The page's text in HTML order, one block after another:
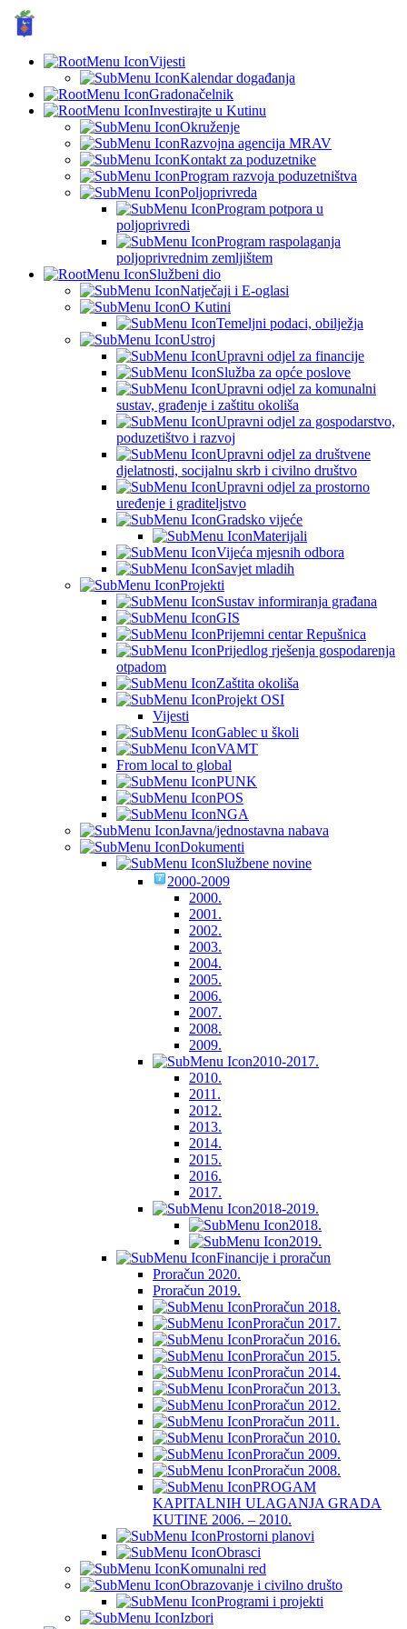
Vijesti
Kalendar događanja
Gradonačelnik
Investirajte u Kutinu
Okruženje
Razvojna agencija MRAV
Kontakt za poduzetnike
Program razvoja poduzetništva
Poljoprivreda
Program potpora u
poljoprivredi
Program raspolaganja
poljoprivrednim zemljištem
Službeni dio
Natječaji i E-oglasi
O Kutini
Temeljni podaci, obilježja
Ustroj
Upravni odjel za financije
Služba za opće poslove
Upravni odjel za komunalni
sustav, građenje i zaštitu okoliša
Upravni odjel za gospodarstvo,
poduzetištvo i razvoj
Upravni odjel za društvene
djelatnosti, socijalnu skrb i civilno društvo
Upravni odjel za prostorno
uređenje i graditeljstvo
Gradsko vijeće
Materijali
Vijeća mjesnih odbora
Savjet mladih
Projekti
Sustav informiranja građana
GIS
Prijemni centar Repušnica
Prijedlog rješenja gospodarenja
otpadom
Zaštita okoliša
Projekt OSI
Vijesti
Gablec u školi
VAMT
From local to global
PUNK
POS
NGA
Javna/jednostavna nabava
Dokumenti
Službene novine
2000-2009
2000.
2001.
2002.
2003.
2004.
2005.
2006.
2007.
2008.
2009.
2010-2017.
2010.
2011.
2012.
2013.
2014.
2015.
2016.
2017.
2018-2019.
2018.
2019.
Financije i proračun
Proračun 2020.
Proračun 2019.
Proračun 2018.
Proračun 2017.
Proračun 2016.
Proračun 2015.
Proračun 2014.
Proračun 2013.
Proračun 2012.
Proračun 2011.
Proračun 2010.
Proračun 2009.
Proračun 2008.
PROGAM
KAPITALNIH ULAGANJA GRADA
KUTINE 2006. – 2010.
Prostorni planovi
Obrasci
Komunalni red
Obrazovanje i civilno društo
Programi i projekti
Izbori